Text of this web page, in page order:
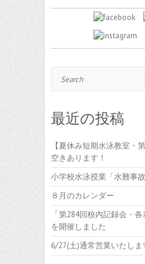
最近の投稿
【夏休み短期水泳教室・
空きあります！
小学校水泳授業「水難事
８月のカレンダー
「第284回校内記録会・
を開催しました
6/27(土)通常営業いたしま